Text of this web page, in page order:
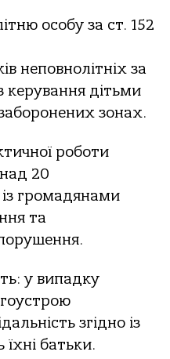
особу за ст. 152
неповнолітніх за
керування дітьми
зонах.
роботи
20
із громадянами
та
у випадку
згідно із
батьки.